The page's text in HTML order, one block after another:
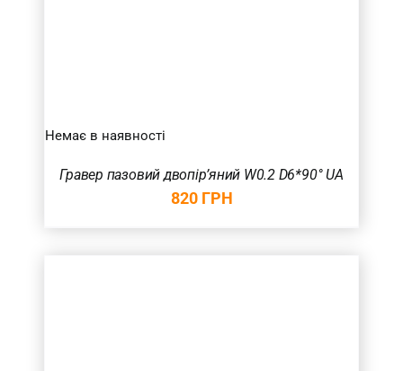
Немає в наявності
Гравер пазовий двопір’яний W0.2 D6*90° UA
820 ГРН